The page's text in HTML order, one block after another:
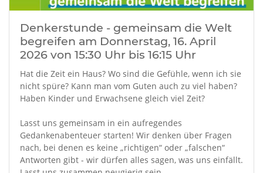
Denkerstunde - gemeinsam die Welt
begreifen am Donnerstag, 16. April
2026 von 15:30 Uhr bis 16:15 Uhr
Hat die Zeit ein Haus? Wo sind die Gefühle, wenn ich sie
nicht spüre? Kann man vom Guten auch zu viel haben?
Haben Kinder und Erwachsene gleich viel Zeit?
Lasst uns gemeinsam in ein aufregendes
Gedankenabenteuer starten! Wir denken über Fragen
nach, bei denen es keine „richtigen“ oder „falschen“
Antworten gibt - wir dürfen alles sagen, was uns einfällt.